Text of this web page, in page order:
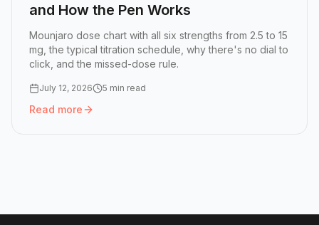
and How the Pen Works
Mounjaro dose chart with all six strengths from 2.5 to 15
mg, the typical titration schedule, why there's no dial to
click, and the missed-dose rule.
July 12, 2026 5 min read
Read more
Read more: Mounjaro Dose Chart: All Six Doses and How